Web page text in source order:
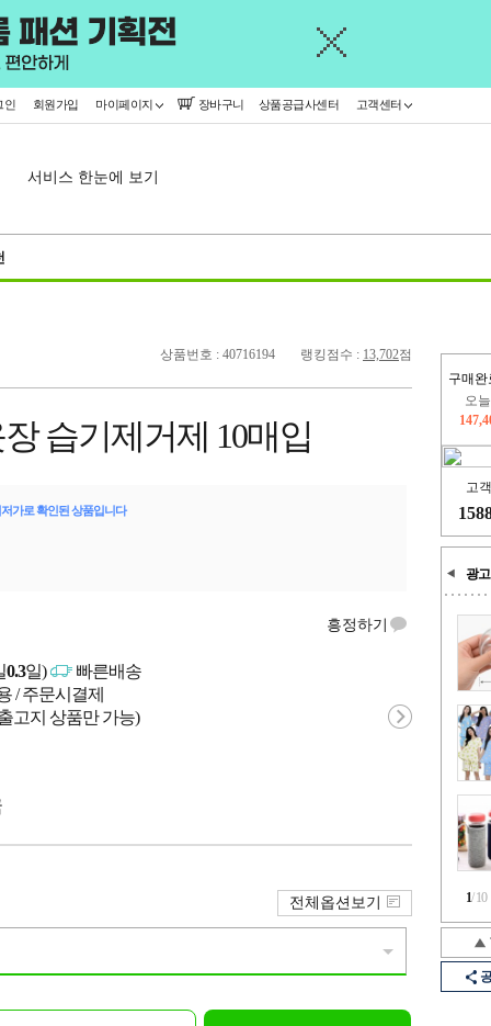
인 회원가입 마이페이지 장바구니 상품공급사센터 고객센터
서비스 한눈에 보기
구매완
오
고
광고
1/10
상품번호 : 40716194 랭킹점수 : 13,702점
습기제거제 10매입
가로 확인된 상품입니다
흥정하기
0.3일)
빠른배송
/ 주문시결제
고지 상품만 가능)
전체옵션보기